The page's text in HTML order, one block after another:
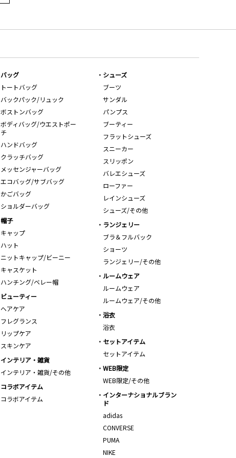
バッグ
トートバッグ
バックパック/リュック
ボストンバッグ
ボディバッグ/ウエストポー
チ
ハンドバッグ
クラッチバッグ
メッセンジャーバッグ
エコバッグ/サブバッグ
かごバッグ
ショルダーバッグ
シューズ
ブーツ
サンダル
パンプス
ブーティー
フラットシューズ
スニーカー
スリッポン
バレエシューズ
ローファー
レインシューズ
シューズ/その他
帽子
キャップ
ハット
ニットキャップ/ビーニー
キャスケット
ハンチング/ベレー帽
ランジェリー
ブラ＆フルバック
ショーツ
ランジェリー/その他
ルームウェア
ルームウェア
ルームウェア/その他
ビューティー
ヘアケア
フレグランス
リップケア
スキンケア
浴衣
浴衣
セットアイテム
セットアイテム
インテリア・雑貨
インテリア・雑貨/その他
WEB限定
WEB限定/その他
コラボアイテム
コラボアイテム
インターナショナルブラン
ド
adidas
CONVERSE
PUMA
NIKE